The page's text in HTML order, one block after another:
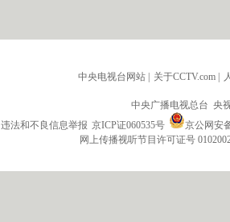
中央电视台网站 | 关于CCTV.com |
中央广播电视总台 央
违法和不良信息举报 京ICP证060535号
京公网安
网上传播视听节目许可证号